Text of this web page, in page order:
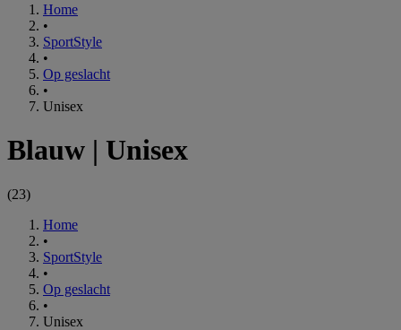
Home
•
SportStyle
•
Op geslacht
•
Unisex
Blauw | Unisex
(23)
Home
•
SportStyle
•
Op geslacht
•
Unisex